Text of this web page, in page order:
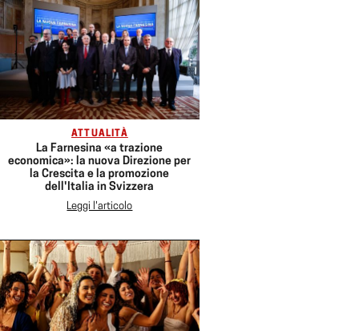
ATTUALITÀ
La Farnesina «a trazione
economica»: la nuova Direzione per
la Crescita e la promozione
dell'Italia in Svizzera
Leggi l'articolo